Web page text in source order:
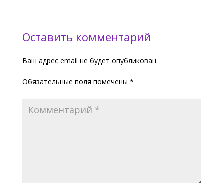
Оставить комментарий
Ваш адрес email не будет опубликован.
Обязательные поля помечены *